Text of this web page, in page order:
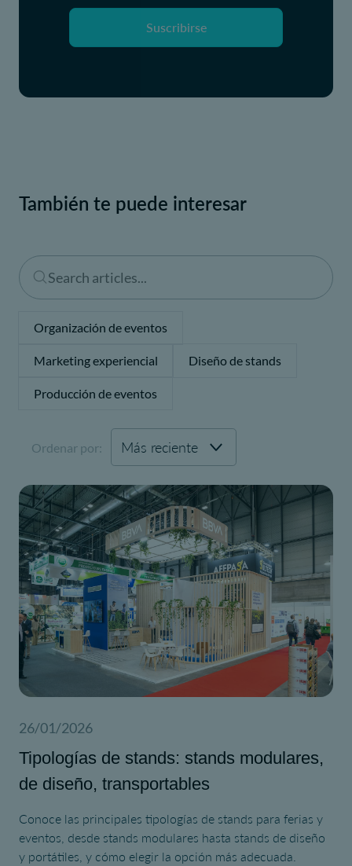
Suscribirse
También te puede interesar
Organización de eventos
Marketing experiencial Diseño de stands
Producción de eventos
Ordenar por:
26/01/2026
Tipologías de stands: stands modulares,
de diseño, transportables
Conoce las principales tipologías de stands para ferias y
eventos, desde stands modulares hasta stands de diseño
y portátiles, y cómo elegir la opción más adecuada.